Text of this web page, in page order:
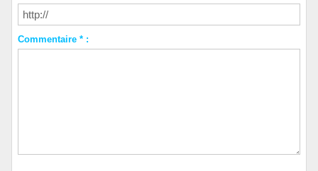
Commentaire * :